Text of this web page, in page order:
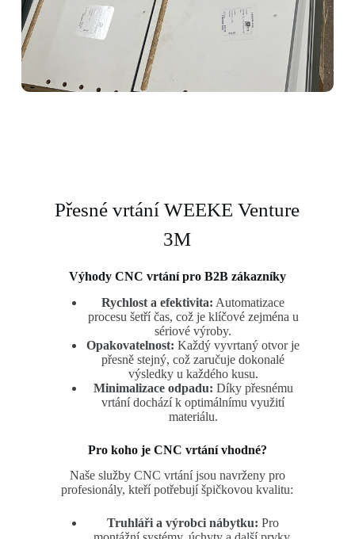
Přesné vrtání WEEKE Venture
3M
Výhody CNC vrtání pro B2B zákazníky
Rychlost a efektivita: Automatizace
procesu šetří čas, což je klíčové zejména u
sériové výroby.
Opakovatelnost: Každý vyvrtaný otvor je
přesně stejný, což zaručuje dokonalé
výsledky u každého kusu.
Minimalizace odpadu: Díky přesnému
vrtání dochází k optimálnímu využití
materiálu.
Pro koho je CNC vrtání vhodné?
Naše služby CNC vrtání jsou navrženy pro
profesionály, kteří potřebují špičkovou kvalitu:
Truhláři a výrobci nábytku: Pro